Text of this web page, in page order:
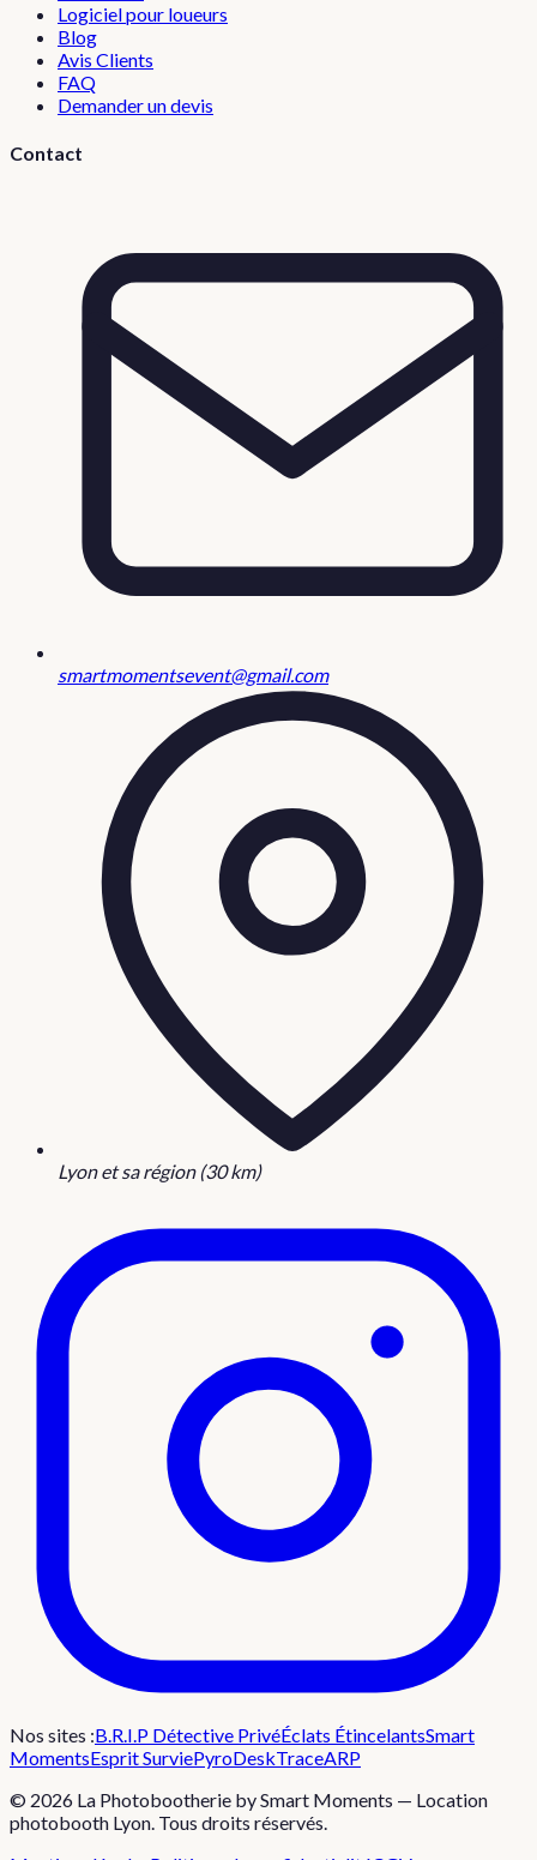
Logiciel pour loueurs
Blog
Avis Clients
FAQ
Demander un devis
Contact
smartmomentsevent@gmail.com
Lyon et sa région (30 km)
Nos sites :B.R.I.P Détective PrivéÉclats ÉtincelantsSmart
MomentsEsprit SurviePyroDeskTraceARP
© 2026 La Photobootherie by Smart Moments — Location
photobooth Lyon. Tous droits réservés.